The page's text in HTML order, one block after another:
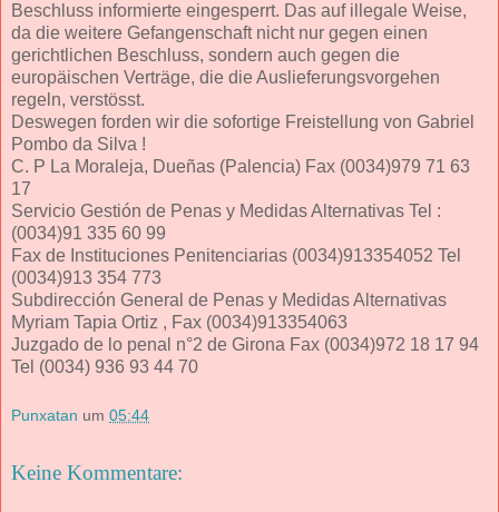
Beschluss informierte eingesperrt. Das auf illegale Weise,
da die weitere Gefangenschaft nicht nur gegen einen
gerichtlichen Beschluss, sondern auch gegen die
europäischen Verträge, die die Auslieferungsvorgehen
regeln, verstösst.
Deswegen forden wir die sofortige Freistellung von Gabriel
Pombo da Silva !
C. P La Moraleja, Dueñas (Palencia) Fax (0034)979 71 63
17
Servicio Gestión de Penas y Medidas Alternativas Tel :
(0034)91 335 60 99
Fax de Instituciones Penitenciarias (0034)913354052 Tel
(0034)913 354 773
Subdirección General de Penas y Medidas Alternativas
Myriam Tapia Ortiz , Fax (0034)913354063
Juzgado de lo penal n°2 de Girona Fax (0034)972 18 17 94
Tel (0034) 936 93 44 70
Punxatan um 05:44
Keine Kommentare: